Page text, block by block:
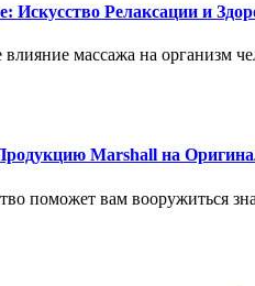
Искусство Релаксации и
влияние массажа на организм
Marshall на
поможет вам вооружиться